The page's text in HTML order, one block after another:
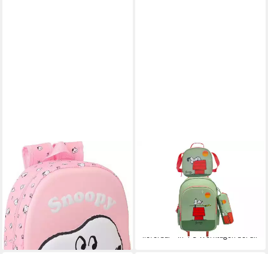
SAFTA
Kinderrucksack 3D Snoopy
Kinder Rucksack 28 cm
Kindergarten Tasche Peanuts
17,99 €
lieferbar - in 2-3 Werktagen bei dir
Kinderrucksack Schulset 3 tlg
Trolley Rucksack Etui
Lunchbag Schule 43 cm (3-
lieferbar - in 4-5 Werktagen bei dir